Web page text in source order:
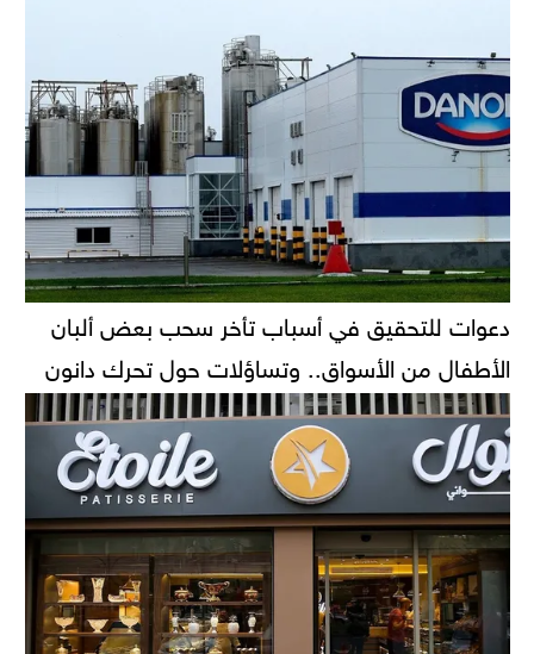
دعوات للتحقيق في أسباب تأخر سحب بعض ألبان
الأطفال من الأسواق.. وتساؤلات حول تحرك دانون